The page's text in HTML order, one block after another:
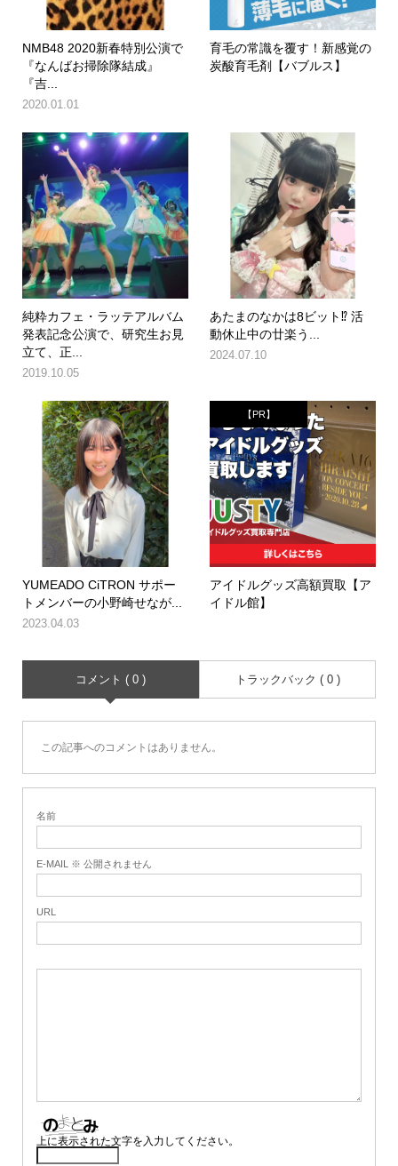
NMB48 2020新春特別公演で
『なんばお掃除隊結成』
『吉...
2020.01.01
育毛の常識を覆す！新感覚の
炭酸育毛剤【バブルス】
純粋カフェ・ラッテアルバム
発表記念公演で、研究生お見
立て、正...
2019.10.05
あたまのなかは8ビット⁉︎ 活
動休止中の廿楽う...
2024.07.10
YUMEADO CiTRON サポー
トメンバーの小野崎せなが...
2023.04.03
【PR】
アイドルグッズ高額買取【ア
イドル館】
コメント ( 0 ) トラックバック ( 0 )
この記事へのコメントはありません。
名前
E-MAIL ※ 公開されません
URL
上に表示された文字を入力してください。